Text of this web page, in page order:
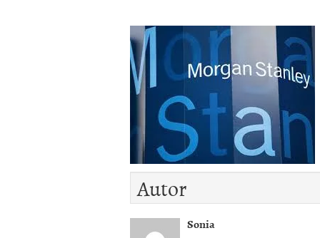
del dólar
21/01/2026
Qué está moviendo
Contexto del dólar
convierten en foco
El dólar vive su mayor
más debilidad en 2026
Autor
Sonia